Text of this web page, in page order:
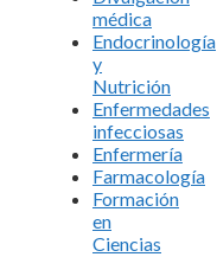
médica
Endocrinología
y
Nutrición
Enfermedades
infecciosas
Enfermería
Farmacología
Formación
en
Ciencias